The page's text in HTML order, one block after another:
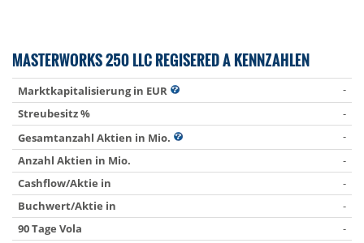
MASTERWORKS 250 LLC REGISERED A KENNZAHLEN
Marktkapitalisierung in EUR
-
Streubesitz %
-
Gesamtanzahl Aktien in Mio.
-
Anzahl Aktien in Mio.
-
Cashflow/Aktie in
-
Buchwert/Aktie in
-
90 Tage Vola
-